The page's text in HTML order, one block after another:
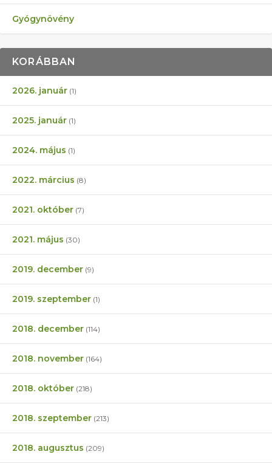
Gyógynövény
KORÁBBAN
2026. január (1)
2025. január (1)
2024. május (1)
2022. március (8)
2021. október (7)
2021. május (30)
2019. december (9)
2019. szeptember (1)
2018. december (114)
2018. november (164)
2018. október (218)
2018. szeptember (213)
2018. augusztus (209)